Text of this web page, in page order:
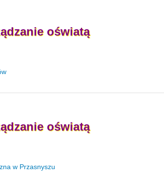
oświatą
oświatą
w Przasnyszu